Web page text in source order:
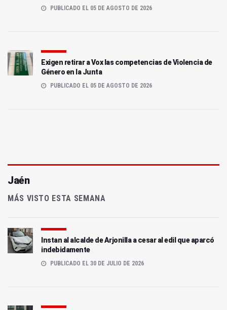
PUBLICADO EL 05 DE AGOSTO DE 2026
Exigen retirar a Vox las competencias de Violencia de
Género en la Junta
PUBLICADO EL 05 DE AGOSTO DE 2026
Jaén
MÁS VISTO ESTA SEMANA
Instan al alcalde de Arjonilla a cesar al edil que aparcó
indebidamente
PUBLICADO EL 30 DE JULIO DE 2026